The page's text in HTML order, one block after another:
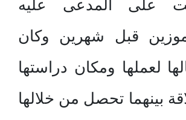
على المدعى عليه
قبل شهرين وكان
لعملها ومكان دراستها
بينهما تحصل من خلالها